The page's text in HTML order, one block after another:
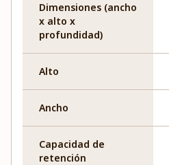
Dimensiones (ancho
x alto x
profundidad)
Alto
Ancho
Capacidad de
retención